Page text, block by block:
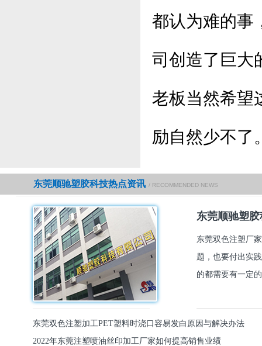
都认为难的事
司创造了巨大
老板当然希望
励自然少不了
东莞顺驰塑胶科技热点资讯 / RECOMMENDED NEWS
东莞顺驰塑
东莞双色注塑厂
题，也要付出实
的都需要有一定
东莞双色注塑加工PET塑料时浇口容易发白原因与解决办法
2022年东莞注塑喷油丝印加工厂家如何提高销售业绩